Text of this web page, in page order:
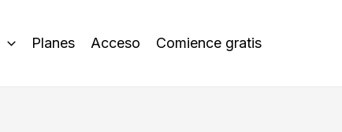
Planes Acceso Comience gratis